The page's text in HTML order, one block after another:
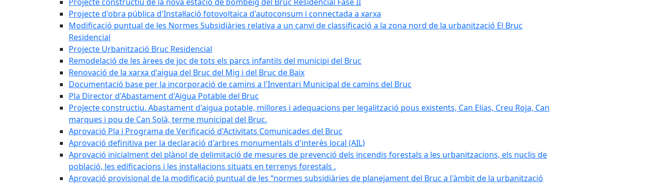
Projecte d'obra pública d'Instal·lació fotovoltaica d'autoconsum i connectada a xarxa
Modificació puntual de les Normes Subsidiàries relativa a un canvi de classificació a la zona nord de la urbanització El Bruc
Residencial
Projecte Urbanització Bruc Residencial
Remodelació de les àrees de joc de tots els parcs infantils del municipi del Bruc
Renovació de la xarxa d'aigua del Bruc del Mig i del Bruc de Baix
Documentació base per la incorporació de camins a l'Inventari Municipal de camins del Bruc
Pla Director d'Abastament d'Aigua Potable del Bruc
Projecte constructiu. Abastament d'aigua potable, millores i adequacions per legalització pous existents, Can Elias, Creu Roja, Can
marques i pou de Can Solà, terme municipal del Bruc.
Aprovació Pla i Programa de Verificació d'Activitats Comunicades del Bruc
Aprovació definitiva per la declaració d'arbres monumentals d'interès local (AIL)
Aprovació inicialment del plànol de delimitació de mesures de prevenció dels incendis forestals a les urbanitzacions, els nuclis de
població, les edificacions i les instal·lacions situats en terrenys forestals .
Aprovació provisional de la modificació puntual de les “normes subsidiàries de planejament del Bruc a l'àmbit de la urbanització